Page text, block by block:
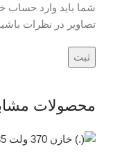
شما باید وارد حساب
تصاویر در نظرات
محصولات